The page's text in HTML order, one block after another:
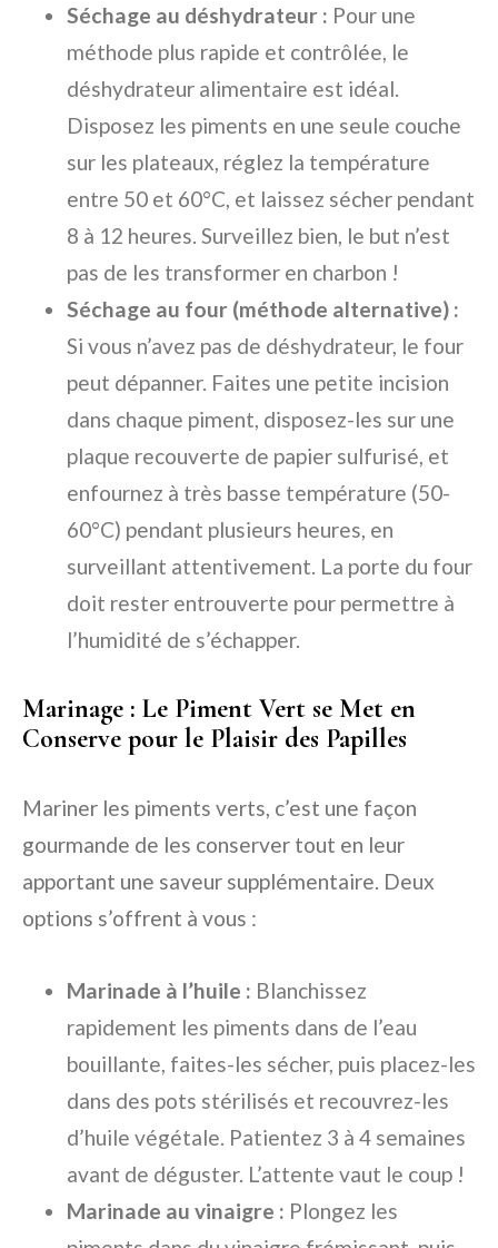
Séchage au déshydrateur : Pour une
méthode plus rapide et contrôlée, le
déshydrateur alimentaire est idéal.
Disposez les piments en une seule couche
sur les plateaux, réglez la température
entre 50 et 60°C, et laissez sécher pendant
8 à 12 heures. Surveillez bien, le but n’est
pas de les transformer en charbon !
Séchage au four (méthode alternative) :
Si vous n’avez pas de déshydrateur, le four
peut dépanner. Faites une petite incision
dans chaque piment, disposez-les sur une
plaque recouverte de papier sulfurisé, et
enfournez à très basse température (50-
60°C) pendant plusieurs heures, en
surveillant attentivement. La porte du four
doit rester entrouverte pour permettre à
l’humidité de s’échapper.
Marinage : Le Piment Vert se Met en
Conserve pour le Plaisir des Papilles
Mariner les piments verts, c’est une façon
gourmande de les conserver tout en leur
apportant une saveur supplémentaire. Deux
options s’offrent à vous :
Marinade à l’huile : Blanchissez
rapidement les piments dans de l’eau
bouillante, faites-les sécher, puis placez-les
dans des pots stérilisés et recouvrez-les
d’huile végétale. Patientez 3 à 4 semaines
avant de déguster. L’attente vaut le coup !
Marinade au vinaigre : Plongez les